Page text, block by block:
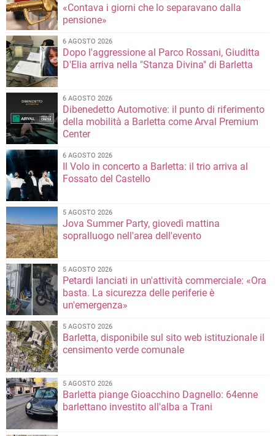
«Contava i giorni che lo separavano dalla
pensione»
6 AGOSTO 2026
Dopo l'aggressione al Parco Rossani, Giuditta
D'Elia arriva nella "Stanza Divina" di Barletta
6 AGOSTO 2026
Dibenedetto Automotive: il punto di riferimento
della mobilità a Barletta come Arval Premium
Center
6 AGOSTO 2026
Il Volo in concerto a Barletta: il trio arriva al
Fossato del Castello
5 AGOSTO 2026
Jova Summer Party, giovedì mattina
sopralluogo nell'area dell'evento
5 AGOSTO 2026
Petardi lanciati in un'attività commerciale: «Ora
basta. La sicurezza delle periferie è
un'emergenza»
5 AGOSTO 2026
Barletta, disponibile sul sito web istituzionale il
censimento verde comunale
5 AGOSTO 2026
Barletta piange Gioacchino Dagnello: 64enne
barlettano investito all'alba a Trani